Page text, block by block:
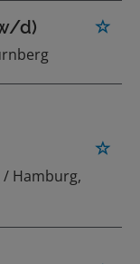
d)
/ Hamburg,